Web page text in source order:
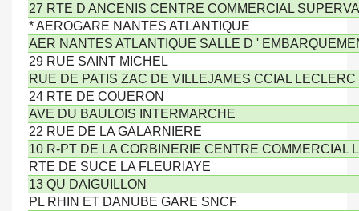
27 RTE D ANCENIS CENTRE COMMERCIAL
* AEROGARE NANTES ATLANTIQUE
AER NANTES ATLANTIQUE SALLE D '
29 RUE SAINT MICHEL
RUE DE PATIS ZAC DE VILLEJAMES CCIAL LECLERC
24 RTE DE COUERON
AVE DU BAULOIS INTERMARCHE
22 RUE DE LA GALARNIERE
10 R-PT DE LA CORBINERIE CENTRE COMMERCIAL
RTE DE SUCE LA FLEURIAYE
13 QU DAIGUILLON
PL RHIN ET DANUBE GARE SNCF